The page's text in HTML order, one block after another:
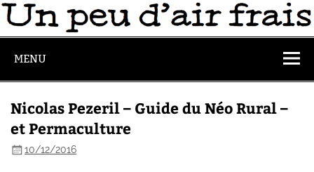
MENU
Nicolas Pezeril – Guide du Néo Rural –
et Permaculture
10/12/2016